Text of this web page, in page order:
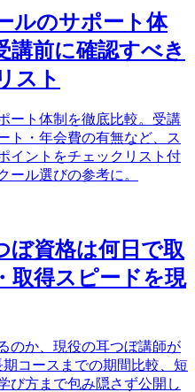
ルのサポート体
講前に確認すべき
スト
ート体制を徹底比較。受講
ト・年会費の有無など、ス
イントをチェックリスト付
ール選びの参考に。
ぼ資格は何日で取
取得スピードを現
のか、現役の耳つぼ講師が
コースまでの期間比較、短
び方まで包み隠さず公開し